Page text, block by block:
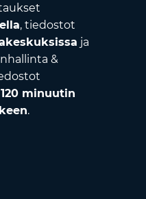
, tiedostot
ja
&
120 minuutin
.